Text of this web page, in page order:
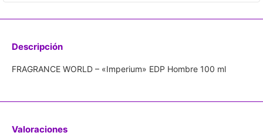
Descripción
FRAGRANCE WORLD – «Imperium» EDP Hombre 100 ml
Valoraciones